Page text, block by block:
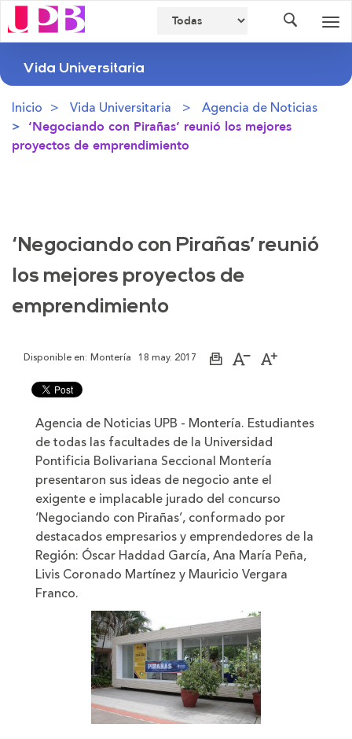
Vida Universitaria
Inicio Vida Universitaria Agencia de Noticias
‘Negociando con Pirañas’ reunió los mejores
proyectos de emprendimiento
‘Negociando con Pirañas’ reunió
los mejores proyectos de
emprendimiento
Disponible en: Montería 18 may. 2017
ImprimirAumentar
letra
Disminuir
letra
Agencia de Noticias UPB - Montería. Estudiantes
de todas las facultades de la Universidad
Pontificia Bolivariana Seccional Montería
presentaron sus ideas de negocio ante el
exigente e implacable jurado del concurso
‘Negociando con Pirañas’, conformado por
destacados empresarios y emprendedores de la
Región: Óscar Haddad García, Ana María Peña,
Livis Coronado Martínez y Mauricio Vergara
Franco.